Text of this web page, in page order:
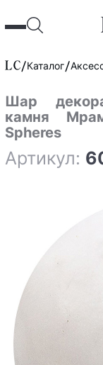
Каталог
Шар декоративный из натурального
камня
Spheres
Артикул: